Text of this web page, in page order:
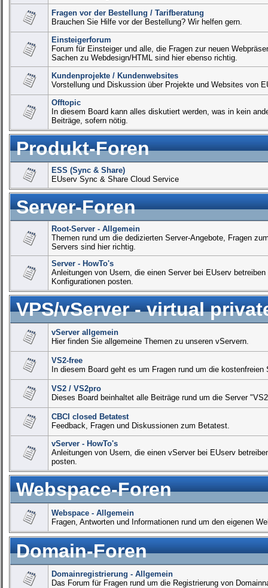
Fragen vor der Bestellung / Tarifberatung
Brauchen Sie Hilfe vor der Bestellung? Wir helfen gern.
Einsteigerforum
Forum für Einsteiger und alle, die Fragen zur neuen
Sachen zu Webdesign/HTML sind hier ebenso richtig.
Kundenprojekte / Kundenwebsites
Vorstellung und Diskussion über Projekte und Websites von
Offtopic
In diesem Board kann alles diskutiert werden, was in kein
Beiträge, sofern nötig.
Produkt-Foren
ESS (Sync & Share)
EUserv Sync & Share Cloud Service
Server-Foren
Root-Server - Allgemein
Themen rund um die dedizierten Server-Angebote, Fragen
Servers sind hier richtig.
Server - HowTo's
Anleitungen von Usern, die einen Server bei EUserv
Konfigurationen posten.
VPS/vServer - virtual
vServer allgemein
Hier finden Sie allgemeine Themen zu unseren vServern.
VS2-free
In diesem Board geht es um Fragen rund um die kostenfreien
VS2 / VS2pro
Dieses Board beinhaltet alle Beiträge rund um die Server
CBCI closed Betatest
Feedback, Fragen und Diskussionen zum Betatest.
vServer - HowTo's
Anleitungen von Usern, die einen vServer bei EUserv
posten.
Webspace-Foren
Webspace - Allgemein
Fragen, Antworten und Informationen rund um den eigenen
Domain-Foren
Domainregistrierung - Allgemein
Das Forum für Fragen rund um die Registrierung von